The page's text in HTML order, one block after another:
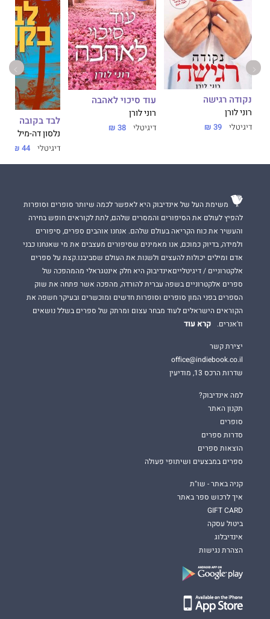
נקודה רגישה
רוני לורן
דיגיטלי 39 ₪
עוד סיכוי לאהבה
רוני לורן
דיגיטלי 38 ₪
לבד בקובה
נלסון דה-מיל
דיגיטלי 44 ₪
משימת העל של אינדיבוק היא לאפשר לכמה שיותר סופרים וסופרות
להפיץ לעולם את הסיפורים והמסרים שלהם, לתת לקוראים חופש בחירה
והעשיר את כוח הקריאה בעולם שלהם. אנחנו אוהבים ספרים, סיפורים
ולמידה, בדיוק כמוכם, אנו מאמינים שסיפורים מעצבים את מי שאנחנו כבני
אדם ומילים יכולות להעצים ולשנות את העולם שסביבנו.קצת על ספרים
אלקטרוניים / דיגיטלייםאינדיבוק היא חלק אינטגראלי מהמהפכה של
ספרים אלקטרוניים בשפה עברית להורדה, מהפכה אשר פתחה את שוק
הספרים בפני המון סופרים וסופרות חדשים ומוכשרים ובעיקר חשפה את
הקוראים הישראלים לעוד מבחר עצום ומרתק של ספרים בשלל נושאים
וז'אנרים.
קרא עוד
יצירת קשר
office@indiebook.co.il
שדרות הרכס 13, מודיעין
למה אינדיבוק?
תקנון האתר
סופרים
סדרות ספרים
הוצאות ספרים
ספרים במבצעים ושיתופי פעולה
קניה באתר - שו"ת
איך לרכוש ספר באתר
GIFT CARD
ביטול עסקה
אינדיבלוג
הצהרת נגישות